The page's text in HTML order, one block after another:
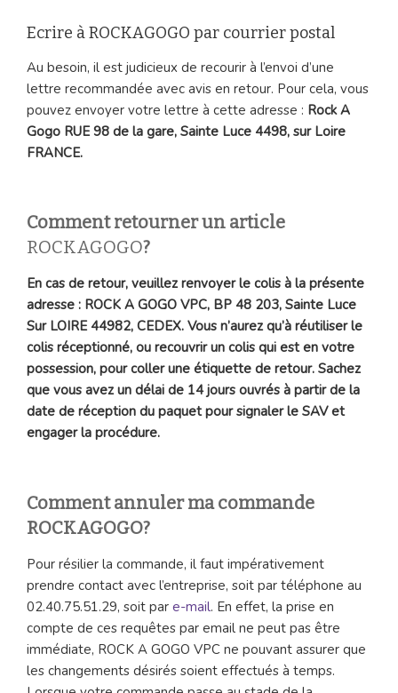
Ecrire à ROCKAGOGO par courrier postal
Au besoin, il est judicieux de recourir à l’envoi d’une
lettre recommandée avec avis en retour. Pour cela, vous
pouvez envoyer votre lettre à cette adresse : Rock A
Gogo RUE 98 de la gare, Sainte Luce 4498, sur Loire
FRANCE.
Comment retourner un article
ROCKAGOGO?
En cas de retour, veuillez renvoyer le colis à la présente
adresse : ROCK A GOGO VPC, BP 48 203, Sainte Luce
Sur LOIRE 44982, CEDEX. Vous n’aurez qu’à réutiliser le
colis réceptionné, ou recouvrir un colis qui est en votre
possession, pour coller une étiquette de retour. Sachez
que vous avez un délai de 14 jours ouvrés à partir de la
date de réception du paquet pour signaler le SAV et
engager la procédure.
Comment annuler ma commande
ROCKAGOGO?
Pour résilier la commande, il faut impérativement
prendre contact avec l’entreprise, soit par téléphone au
02.40.75.51.29, soit par e-mail. En effet, la prise en
compte de ces requêtes par email ne peut pas être
immédiate, ROCK A GOGO VPC ne pouvant assurer que
les changements désirés soient effectués à temps.